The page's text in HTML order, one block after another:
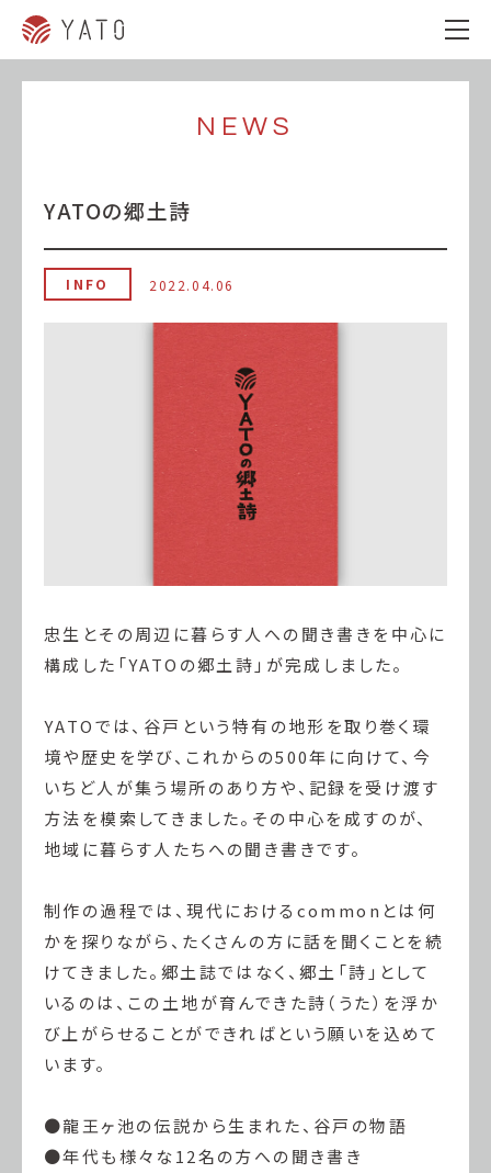
NEWS
YATOの郷土詩
INFO 2022.04.06
忠生とその周辺に暮らす人への聞き書きを中心に
構成した「YATOの郷土詩」が完成しました。
YATOでは、谷戸という特有の地形を取り巻く環
境や歴史を学び、これからの500年に向けて、今
いちど人が集う場所のあり方や、記録を受け渡す
方法を模索してきました。その中心を成すのが、
地域に暮らす人たちへの聞き書きです。
制作の過程では、現代におけるcommonとは何
かを探りながら、たくさんの方に話を聞くことを続
けてきました。 郷土誌ではなく、郷土「詩」として
いるのは、この土地が育んできた詩（うた）を浮か
び上がらせることができればという願いを込めて
います。
●龍王ヶ池の伝説から生まれた、谷戸の物語
●年代も様々な12名の方への聞き書き